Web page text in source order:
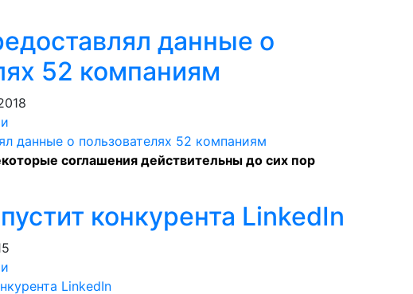
данные о
52 компаниям
соглашения действительны до сих пор
конкурента LinkedIn